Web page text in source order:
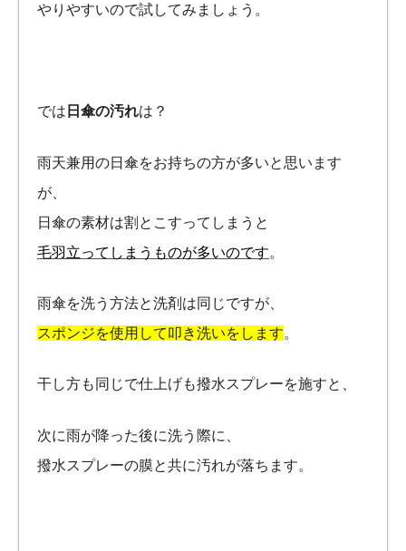
やりやすいので試してみましょう。
では 日傘の汚れは？
雨天兼用の日傘をお持ちの方が多いと思います
が、
日傘の素材は割とこすってしまうと
毛羽立ってしまうものが多いのです。
雨傘を洗う方法と洗剤は同じですが、
スポンジを使用して叩き洗いをします。
干し方も同じで仕上げも撥水スプレーを施すと、
次に雨が降った後に洗う際に、
撥水スプレーの膜と共に汚れが落ちます。